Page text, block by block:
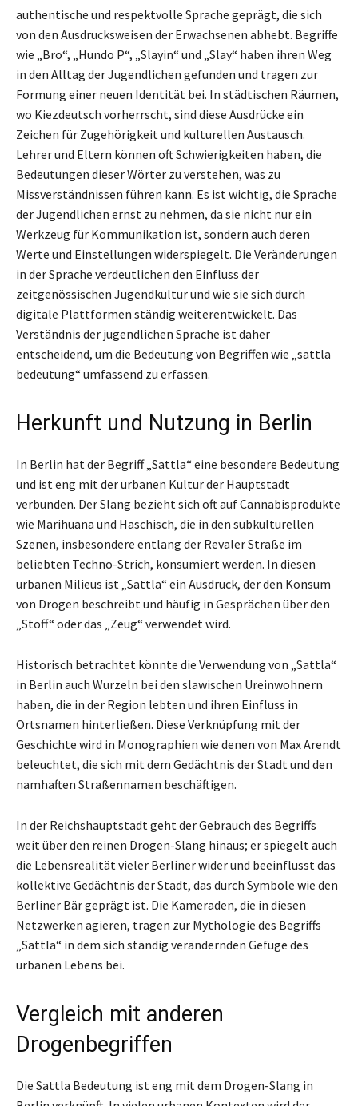
authentische und respektvolle Sprache geprägt, die sich
von den Ausdrucksweisen der Erwachsenen abhebt. Begriffe
wie „Bro“, „Hundo P“, „Slayin“ und „Slay“ haben ihren Weg
in den Alltag der Jugendlichen gefunden und tragen zur
Formung einer neuen Identität bei. In städtischen Räumen,
wo Kiezdeutsch vorherrscht, sind diese Ausdrücke ein
Zeichen für Zugehörigkeit und kulturellen Austausch.
Lehrer und Eltern können oft Schwierigkeiten haben, die
Bedeutungen dieser Wörter zu verstehen, was zu
Missverständnissen führen kann. Es ist wichtig, die Sprache
der Jugendlichen ernst zu nehmen, da sie nicht nur ein
Werkzeug für Kommunikation ist, sondern auch deren
Werte und Einstellungen widerspiegelt. Die Veränderungen
in der Sprache verdeutlichen den Einfluss der
zeitgenössischen Jugendkultur und wie sie sich durch
digitale Plattformen ständig weiterentwickelt. Das
Verständnis der jugendlichen Sprache ist daher
entscheidend, um die Bedeutung von Begriffen wie „sattla
bedeutung“ umfassend zu erfassen.
Herkunft und Nutzung in Berlin
In Berlin hat der Begriff „Sattla“ eine besondere Bedeutung
und ist eng mit der urbanen Kultur der Hauptstadt
verbunden. Der Slang bezieht sich oft auf Cannabisprodukte
wie Marihuana und Haschisch, die in den subkulturellen
Szenen, insbesondere entlang der Revaler Straße im
beliebten Techno-Strich, konsumiert werden. In diesen
urbanen Milieus ist „Sattla“ ein Ausdruck, der den Konsum
von Drogen beschreibt und häufig in Gesprächen über den
„Stoff“ oder das „Zeug“ verwendet wird.
Historisch betrachtet könnte die Verwendung von „Sattla“
in Berlin auch Wurzeln bei den slawischen Ureinwohnern
haben, die in der Region lebten und ihren Einfluss in
Ortsnamen hinterließen. Diese Verknüpfung mit der
Geschichte wird in Monographien wie denen von Max Arendt
beleuchtet, die sich mit dem Gedächtnis der Stadt und den
namhaften Straßennamen beschäftigen.
In der Reichshauptstadt geht der Gebrauch des Begriffs
weit über den reinen Drogen-Slang hinaus; er spiegelt auch
die Lebensrealität vieler Berliner wider und beeinflusst das
kollektive Gedächtnis der Stadt, das durch Symbole wie den
Berliner Bär geprägt ist. Die Kameraden, die in diesen
Netzwerken agieren, tragen zur Mythologie des Begriffs
„Sattla“ in dem sich ständig verändernden Gefüge des
urbanen Lebens bei.
Vergleich mit anderen
Drogenbegriffen
Die Sattla Bedeutung ist eng mit dem Drogen-Slang in